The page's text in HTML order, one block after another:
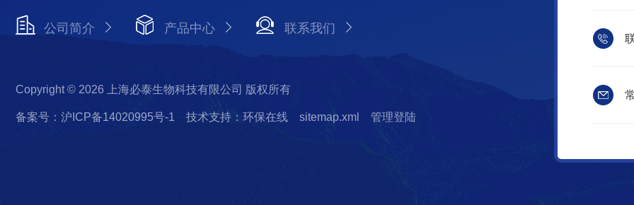
公司简介 产品中心 联系我们
Copyright © 2026 上海必泰生物科技有限公司 版权所有
备案号：沪ICP备14020995号-1 技术支持：环保在线 sitemap.xml 管理登陆